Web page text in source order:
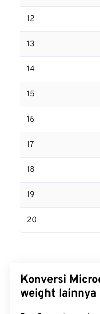
12
13
14
15
16
17
18
19
20
Konversi
weight lainnya